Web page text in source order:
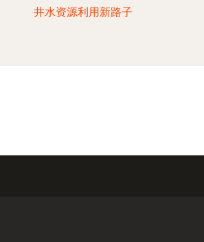
井水资源利用新路子